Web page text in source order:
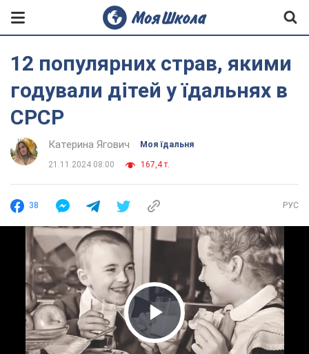
12 популярних страв, якими
годували дітей у їдальнях в
СРСР
Катерина Ягович Моя їдальня
21.11.2024 08:00 167,4 т.
38 РУС
Play Video